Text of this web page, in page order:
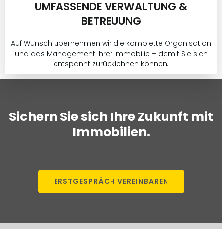
UMFASSENDE VERWALTUNG &
BETREUUNG
Auf Wunsch übernehmen wir die komplette Organisation
und das Management Ihrer Immobilie – damit Sie sich
entspannt zurücklehnen können.
Sichern Sie sich Ihre Zukunft mit
Immobilien.
ERSTGESPRÄCH VEREINBAREN